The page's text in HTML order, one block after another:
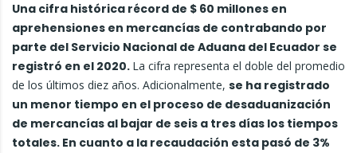
Una cifra histórica récord de $ 60 millones en
aprehensiones en mercancías de contrabando por
parte del Servicio Nacional de Aduana del Ecuador se
registró en el 2020. La cifra representa el doble del promedio
de los últimos diez años. Adicionalmente, se ha registrado
un menor tiempo en el proceso de desaduanización
de mercancías al bajar de seis a tres días los tiempos
totales. En cuanto a la recaudación esta pasó de 3%